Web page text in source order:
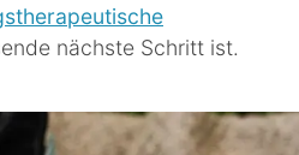
nächste Schritt ist.